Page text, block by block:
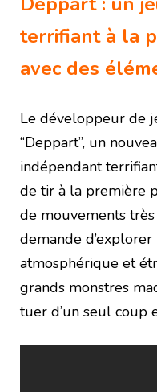
terrifiant à la
avec des
Le développeur de
“Deppart”, un
indépendant
de tir à la première
de mouvements
demande
atmosphérique et
grands monstres
tuer d’un seul coup